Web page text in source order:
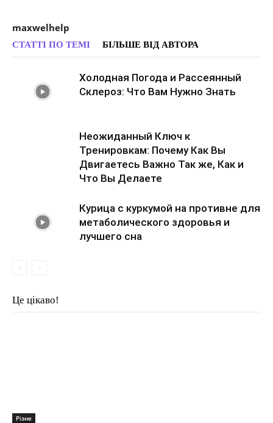
maxwelhelp
СТАТТІ ПО ТЕМІ БІЛЬШЕ ВІД АВТОРА
Холодная Погода и Рассеянный
Склероз: Что Вам Нужно Знать
Неожиданный Ключ к
Тренировкам: Почему Как Вы
Двигаетесь Важно Так же, Как и
Что Вы Делаете
Курица с куркумой на противне для
метаболического здоровья и
лучшего сна
Це цікаво!
Різне